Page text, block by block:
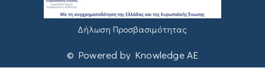
Δήλωση Προσβασιμότητας
© Powered by Knowledge AE